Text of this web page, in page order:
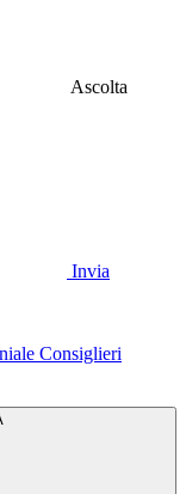
Ascolta
Invia
Consiglieri